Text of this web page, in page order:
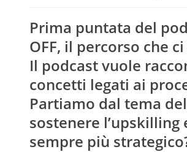
Prima puntata del
OFF, il percorso che
Il podcast vuole
concetti legati ai
Partiamo dal tema
sostenere
sempre più